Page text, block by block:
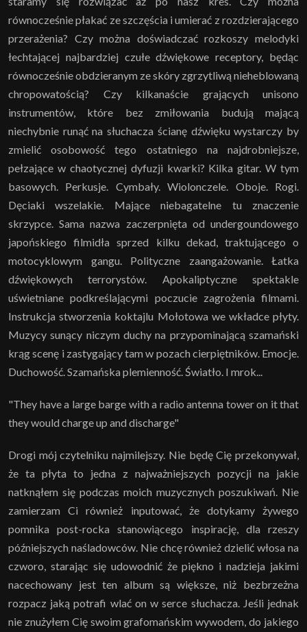
równocześnie płakać ze szczęścia i umierać z rozdzierającego
przerażenia? Czy można doświadczać rozkoszy melodyki
łechtającej najbardziej czułe dźwiękowe receptory, będąc
równocześnie obdzieranym ze skóry zgrzytliwą nieheblowaną
chropowatością? Czy kilkanaście grających unisono
instrumentów, które bez zmiłowania budują mającą
niechybnie runąć na słuchacza ścianę dźwięku wystarczy by
zmielić osobowość tego ostatniego na najdrobniejsze,
pełzające w chaotycznej dyfuzji kwarki? Kilka gitar. W tym
basowych. Perkusje. Cymbały. Wiolonczele. Oboje. Rogi.
Dęciaki wszelakie. Mające niebagatelne tu znaczenie
skrzypce. Sama nazwa zaczerpnięta od undergoundowego
japońskiego filmidła sprzed kilku dekad, traktującego o
motocyklowym gangu. Polityczne zaangażowanie. Łatka
dźwiękowych terrorystów. Apokaliptyczne spektakle
uświetniane podkreślającymi poczucie zagrożenia filmami.
Instrukcja stworzenia koktajlu Mołotowa we wkładce płyty.
Muzycy sunący niczym duchy na przypominającą szamański
krąg scenę i zastygający tam w pozach cierpiętników. Emocje.
Duchowość. Szamańska plemienność. Światło. I mrok...
"They have a large barge with a radio antenna tower on it that
they would charge up and discharge"
Drogi mój czytelniku najmilejszy. Nie będę Cię przekonywał,
że ta płyta to jedna z najważniejszych pozycji na jakie
natknąłem się podczas moich muzycznych poszukiwań. Nie
zamierzam Ci również inputować, że dotykamy żywego
pomnika post-rocka stanowiącego inspirację, dla rzeszy
późniejszych naśladowców. Nie chcę również dzielić włosa na
czworo, starając się udowodnić że piękno i nadzieja jakimi
nacechowany jest ten album są większe, niż bezbrzeżna
rozpacz jaką potrafi wlać on w serce słuchacza. Jeśli jednak
nie znużyłem Cię swoim grafomańskim wywodem, do jakiego